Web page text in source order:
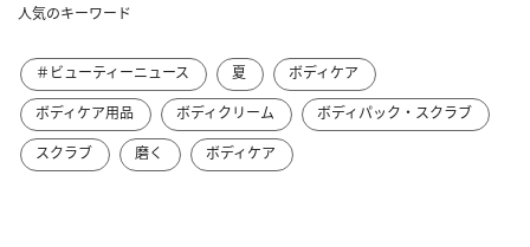
人気のキーワード
＃ビューティーニュース 夏
ボディケア
ボディケア用品
ボディクリーム
ボディパック・スクラブ
スクラブ
磨く ボディケア